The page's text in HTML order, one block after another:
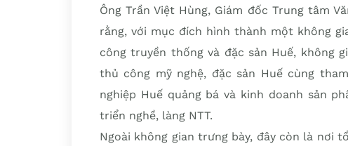
Ông Trần Việt Hùng, Giám đốc Trung tâm
rằng, với mục đích hình thành một không
công truyền thống và đặc sản Huế, không
thủ công mỹ nghệ, đặc sản Huế cùng
nghiệp Huế quảng bá và kinh doanh sản
triển nghề, làng NTT.
Ngoài không gian trưng bày, đây còn là nơi